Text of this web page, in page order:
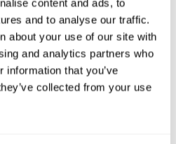
content and ads, to
and to analyse our traffic.
about your use of our site with
and analytics partners who
information that you’ve
collected from your use